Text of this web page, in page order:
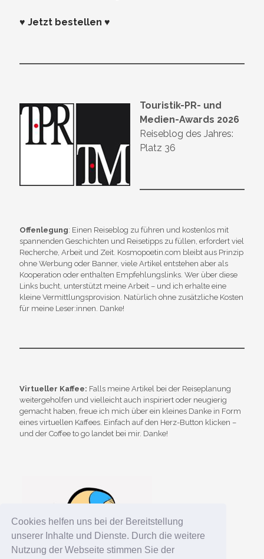
Cookies helfen uns bei der Bereitstellung
unserer Inhalte und Dienste. Durch die weitere
Nutzung der Webseite stimmen Sie der
♥ Jetzt bestellen ♥
Touristik-PR- und
Medien-Awards 2026
Reiseblog des Jahres:
Platz 36
Offenlegung: Einen Reiseblog zu führen und kostenlos mit
spannenden Geschichten und Reisetipps zu füllen, erfordert viel
Recherche, Arbeit und Zeit. Kosmopoetin.com bleibt aus Prinzip
ohne Werbung oder Banner, viele Artikel entstehen aber als
Kooperation oder enthalten Empfehlungslinks. Wer über diese
Links bucht, unterstützt meine Arbeit – und ich erhalte eine
kleine Vermittlungsprovision. Natürlich ohne zusätzliche Kosten
für meine Leser:innen. Danke!
Virtueller Kaffee: Falls meine Artikel bei der Reiseplanung
weitergeholfen und vielleicht auch inspiriert oder neugierig
gemacht haben, freue ich mich über ein kleines Danke in Form
eines virtuellen Kaffees. Einfach auf den Herz-Button klicken –
und der Coffee to go landet bei mir. Danke!